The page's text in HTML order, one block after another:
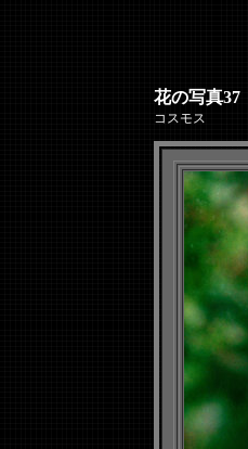
花の写真37
コスモス